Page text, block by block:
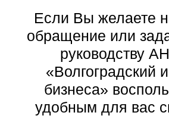
Если Вы желаете
обращение или
руководству
«Волгоградский
бизнеса»
удобным для вас